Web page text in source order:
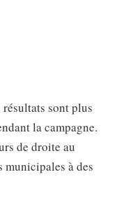
sont plus
la campagne.
de droite au
municipales à des